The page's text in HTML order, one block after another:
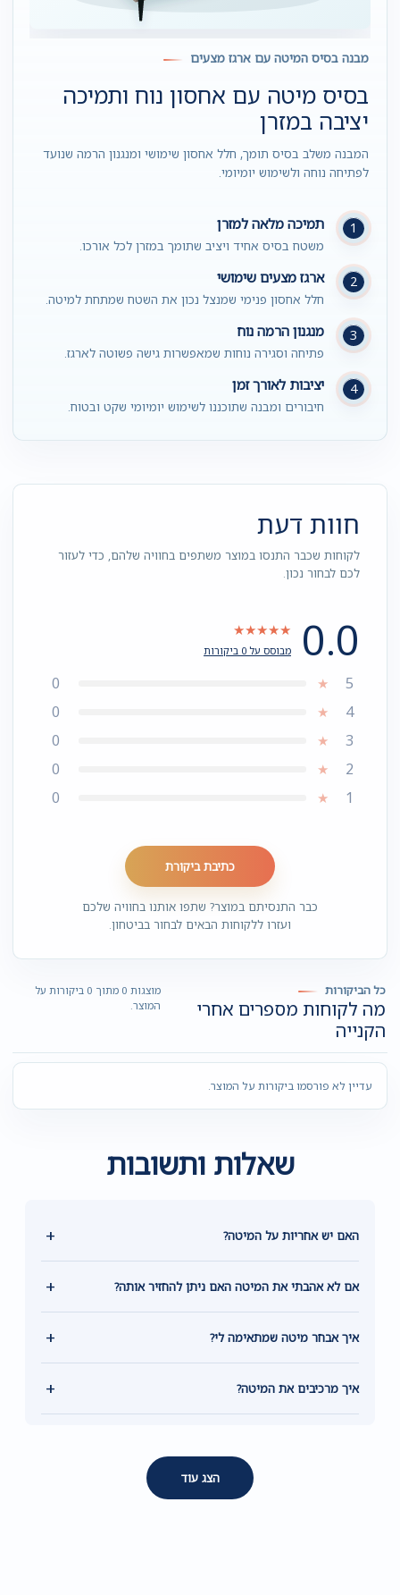
מבנה בסיס המיטה עם ארגז מצעים
בסיס מיטה עם אחסון נוח ותמיכה
יציבה במזרן
המבנה משלב בסיס תומך, חלל אחסון שימושי ומנגנון הרמה שנועד
לפתיחה נוחה ולשימוש יומיומי.
1 תמיכה מלאה למזרן
משטח בסיס אחיד ויציב שתומך במזרן לכל אורכו.
2 ארגז מצעים שימושי
חלל אחסון פנימי שמנצל נכון את השטח שמתחת למיטה.
3 מנגנון הרמה נוח
פתיחה וסגירה נוחות שמאפשרות גישה פשוטה לארגז.
4 יציבות לאורך זמן
חיבורים ומבנה שתוכננו לשימוש יומיומי שקט ובטוח.
חוות דעת
לקוחות שכבר התנסו במוצר משתפים בחוויה שלהם, כדי לעזור
לכם לבחור נכון.
0.0
★★★★★
מבוסס על 0 ביקורות
5
★
0
4
★
0
3
★
0
2
★
0
1
★
0
כתיבת ביקורת
כבר התנסיתם במוצר? שתפו אותנו בחוויה שלכם
ועזרו ללקוחות הבאים לבחור בביטחון.
כל הביקורות
מה לקוחות מספרים אחרי
הקנייה
מוצגות 0 מתוך 0 ביקורות על
המוצר.
עדיין לא פורסמו ביקורות על המוצר.
שאלות ותשובות
האם יש אחריות על המיטה? +
אם לא אהבתי את המיטה האם ניתן להחזיר אותה? +
איך אבחר מיטה שמתאימה לי? +
איך מרכיבים את המיטה? +
הצג עוד